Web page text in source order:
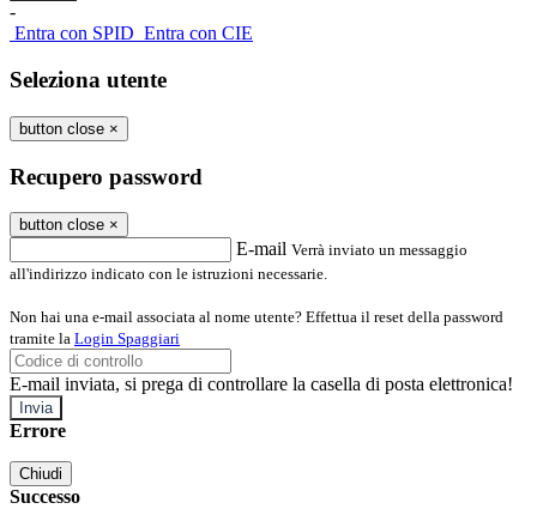
-
Entra con SPID Entra con CIE
Seleziona utente
button close ×
Recupero password
button close ×
E-mail Verrà inviato un messaggio
all'indirizzo indicato con le istruzioni necessarie.
Non hai una e-mail associata al nome utente? Effettua il reset della password
tramite la Login Spaggiari
E-mail inviata, si prega di controllare la casella di posta elettronica!
Errore
Chiudi
Successo